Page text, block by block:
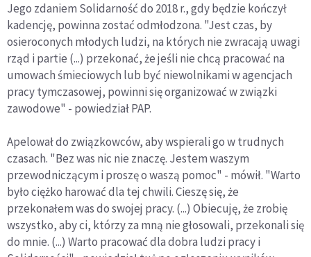
Jego zdaniem Solidarność do 2018 r., gdy będzie kończył
kadencję, powinna zostać odmłodzona. "Jest czas, by
osieroconych młodych ludzi, na których nie zwracają uwagi
rząd i partie (...) przekonać, że jeśli nie chcą pracować na
umowach śmieciowych lub być niewolnikami w agencjach
pracy tymczasowej, powinni się organizować w związki
zawodowe" - powiedział PAP.
Apelował do związkowców, aby wspierali go w trudnych
czasach. "Bez was nic nie znaczę. Jestem waszym
przewodniczącym i proszę o waszą pomoc" - mówił. "Warto
było ciężko harować dla tej chwili. Cieszę się, że
przekonałem was do swojej pracy. (...) Obiecuję, że zrobię
wszystko, aby ci, którzy za mną nie głosowali, przekonali się
do mnie. (...) Warto pracować dla dobra ludzi pracy i